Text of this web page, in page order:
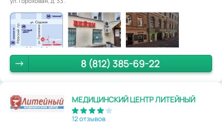
8 (812) 385-69-22
МЕДИЦИНСКИЙ ЦЕНТР ЛИТЕЙНЫЙ
12 отзывов